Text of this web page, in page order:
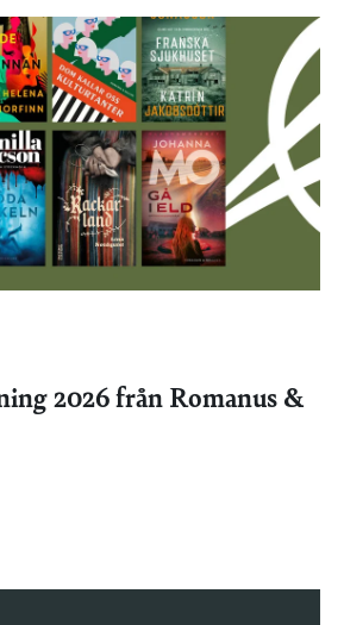
2026 från Romanus &